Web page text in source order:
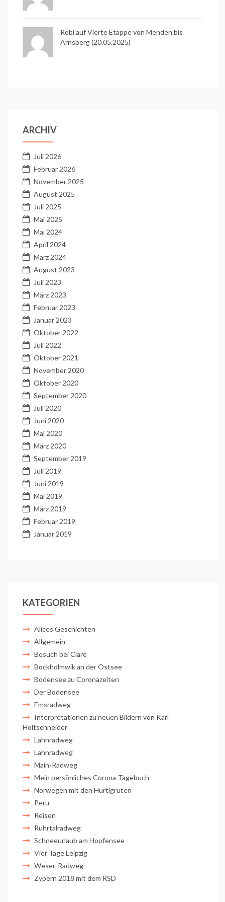
Röbi aufVierte Etappe von Menden bis
Arnsberg (20.05.2025)
ARCHIV
Juli 2026
Februar 2026
November 2025
August 2025
Juli 2025
Mai 2025
Mai 2024
April 2024
März 2024
August 2023
Juli 2023
März 2023
Februar 2023
Januar 2023
Oktober 2022
Juli 2022
Oktober 2021
November 2020
Oktober 2020
September 2020
Juli 2020
Juni 2020
Mai 2020
März 2020
September 2019
Juli 2019
Juni 2019
Mai 2019
März 2019
Februar 2019
Januar 2019
KATEGORIEN
Alices Geschichten
Allgemein
Besuch bei Clare
Bockholmwik an der Ostsee
Bodensee zu Coronazeiten
Der Bodensee
Emsradweg
Interpretationen zu neuen Bildern von Karl
Holtschneider
Lahnradweg
Lahnradweg
Main-Radweg
Mein persönliches Corona-Tagebuch
Norwegen mit den Hurtigruten
Peru
Reisen
Ruhrtalradweg
Schneeurlaub am Hopfensee
Vier Tage Leipzig
Weser-Radweg
Zypern 2018 mit dem RSD